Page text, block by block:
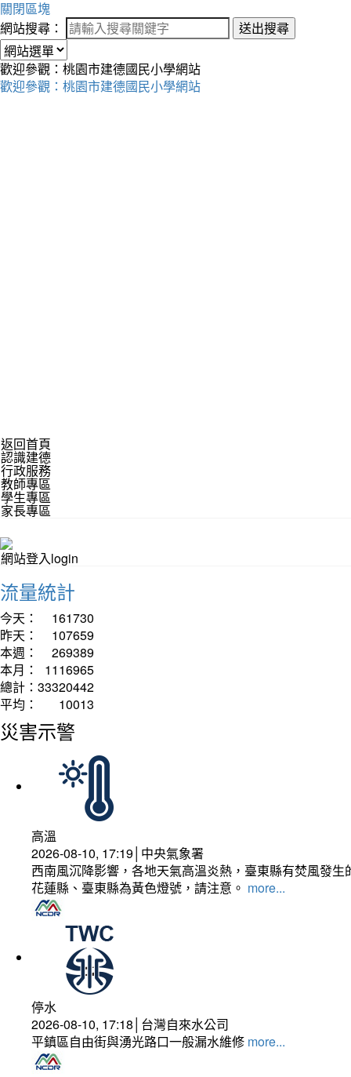
關閉區塊
網站搜尋：
送出搜尋
歡迎參觀：桃園市建德國民小學網站
歡迎參觀：桃園市建德國民小學網站
返回首頁
認識建德
行政服務
教師專區
學生專區
家長專區
網站登入login
流量統計
今天：
161730
昨天：
107659
本週：
269389
本月：
1116965
總計： 33320442
平均：
10013
災害示警
高溫
2026-08-10, 17:19│中央氣象署
西南風沉降影響，各地天氣高溫炎熱，臺東縣有焚風發
花蓮縣、臺東縣為黃色燈號，請注意。 more...
停水
2026-08-10, 17:18│台灣自來水公司
平鎮區自由街與湧光路口一般漏水維修 more...